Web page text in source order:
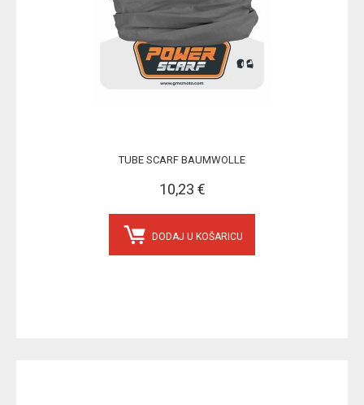
TUBE SCARF BAUMWOLLE
10,23 €
DODAJ U KOŠARICU